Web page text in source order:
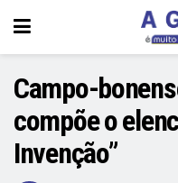
Campo-
compõe o
Invenção”